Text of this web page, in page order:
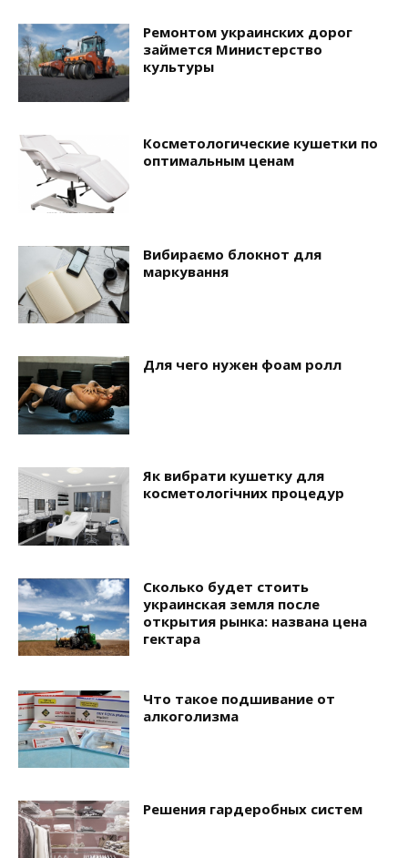
Ремонтом украинских дорог
займется Министерство
культуры
Косметологические кушетки по
оптимальным ценам
Вибираємо блокнот для
маркування
Для чего нужен фоам ролл
Як вибрати кушетку для
косметологічних процедур
Сколько будет стоить
украинская земля после
открытия рынка: названа цена
гектара
Что такое подшивание от
алкоголизма
Решения гардеробных систем